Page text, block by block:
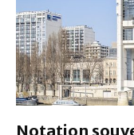
Notation